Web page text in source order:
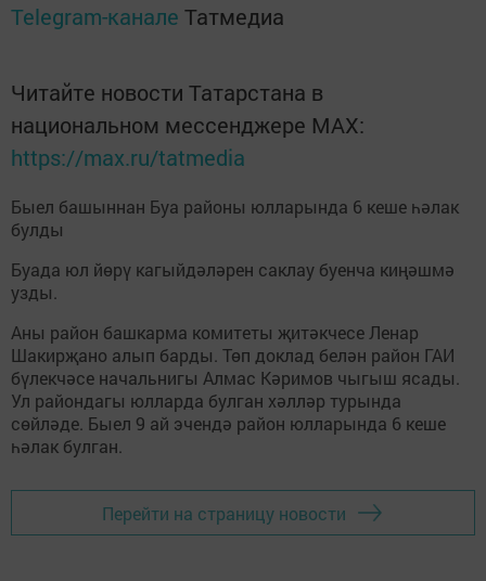
Telegram-канале Татмедиа
Читайте новости Татарстана в
национальном мессенджере MАХ:
https://max.ru/tatmedia
Быел башыннан Буа районы юлларында 6 кеше һәлак
булды
Буада юл йөрү кагыйдәләрен саклау буенча киңәшмә
узды.
Аны район башкарма комитеты җитәкчесе Ленар
Шакирҗано алып барды. Төп доклад белән район ГАИ
бүлекчәсе начальнигы Алмас Кәримов чыгыш ясады.
Ул райондагы юлларда булган хәлләр турында
сөйләде. Быел 9 ай эчендә район юлларында 6 кеше
һәлак булган.
Перейти на страницу новости